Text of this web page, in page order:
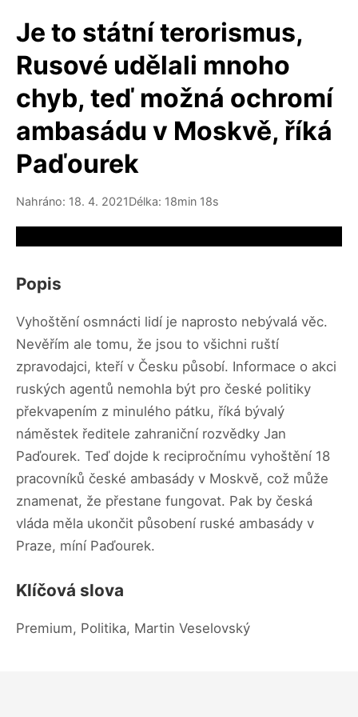
Je to státní terorismus,
Rusové udělali mnoho
chyb, teď možná ochromí
ambasádu v Moskvě, říká
Paďourek
Nahráno: 18. 4. 2021Délka: 18min 18s
Popis
Vyhoštění osmnácti lidí je naprosto nebývalá věc.
Nevěřím ale tomu, že jsou to všichni ruští
zpravodajci, kteří v Česku působí. Informace o akci
ruských agentů nemohla být pro české politiky
překvapením z minulého pátku, říká bývalý
náměstek ředitele zahraniční rozvědky Jan
Paďourek. Teď dojde k recipročnímu vyhoštění 18
pracovníků české ambasády v Moskvě, což může
znamenat, že přestane fungovat. Pak by česká
vláda měla ukončit působení ruské ambasády v
Praze, míní Paďourek.
Klíčová slova
Premium, Politika, Martin Veselovský